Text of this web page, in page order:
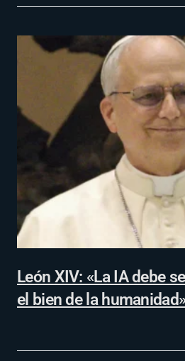
León XIV: «La IA debe
el bien de la